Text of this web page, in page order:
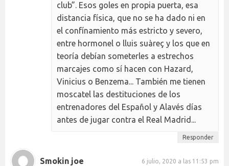
club”. Esos goles en propia puerta, esa
distancia física, que no se ha dado ni en
el confínamiento más estricto y severo,
entre hormonel o lluis suàreç y los que en
teoría debían someterles a estrechos
marcajes como sí hacen con Hazard,
Vinicius o Benzema... También me tienen
moscatel las destituciones de los
entrenadores del Español y Alavés días
antes de jugar contra el Real Madrid...
Responder
Smokin joe 6 julio, 2020 a las 11:53 pm